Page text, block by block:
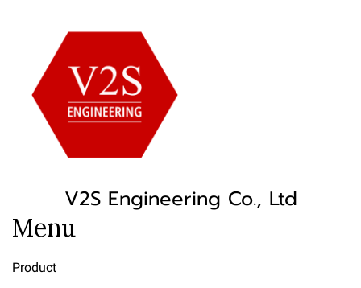
V2S Engineering Co., Ltd
Menu
Product